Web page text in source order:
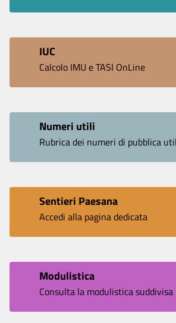
IUC
Calcolo IMU e TASI OnLine
Numeri utili
Rubrica dei numeri di pubblica
Sentieri Paesana
Accedi alla pagina dedicata
Modulistica
Consulta la modulistica